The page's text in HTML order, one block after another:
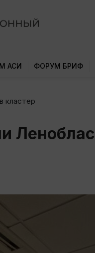
АСИ ФОРУМ БРИФ
кластер